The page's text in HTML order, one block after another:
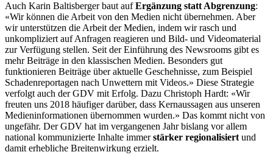
Auch Karin Baltisberger baut aufErgänzung statt Abgrenzung:
«Wir können die Arbeit von den Medien nicht übernehmen. Aber
wir unterstützen die Arbeit der Medien, indem wir rasch und
unkompliziert auf Anfragen reagieren und Bild- und Videomaterial
zur Verfügung stellen. Seit der Einführung des Newsrooms gibt es
mehr Beiträge in den klassischen Medien. Besonders gut
funktionieren Beiträge über aktuelle Geschehnisse, zum Beispiel
Schadenreportagen nach Unwettern mit Videos.» Diese Strategie
verfolgt auch der GDV mit Erfolg. Dazu Christoph Hardt: «Wir
freuten uns 2018 häufiger darüber, dass Kernaussagen aus unseren
Medieninformationen übernommen wurden.» Das kommt nicht von
ungefähr. Der GDV hat im vergangenen Jahr bislang vor allem
national kommunizierte Inhalte immerstärker regionalisiert und
damit erhebliche Breitenwirkung erzielt.